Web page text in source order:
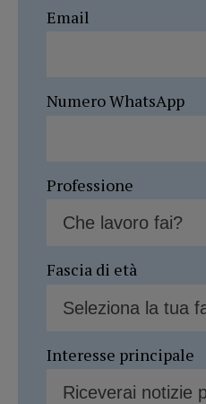
Email
Numero WhatsApp
Professione
Fascia di età
Interesse principale